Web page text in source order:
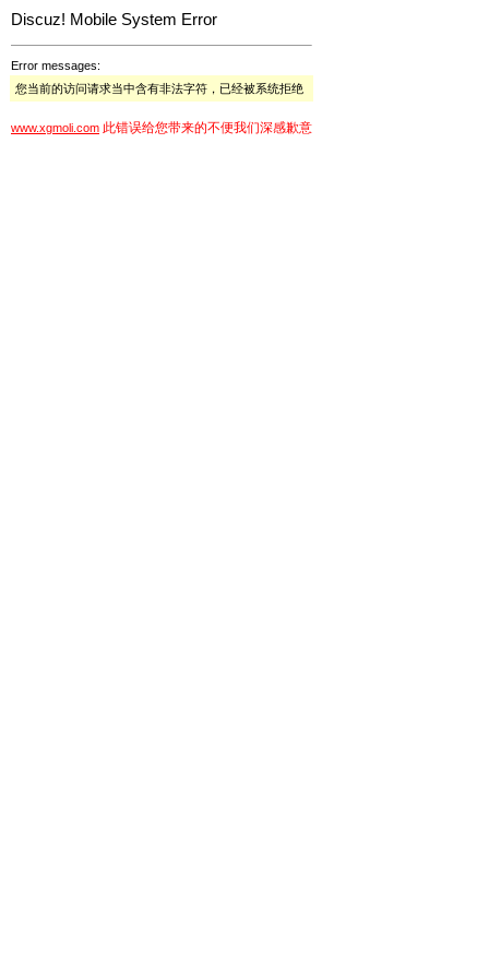
Discuz! Mobile System Error
Error messages:
您当前的访问请求当中含有非法字符，已经被系统拒绝
www.xgmoli.com 此错误给您带来的不便我们深感歉意